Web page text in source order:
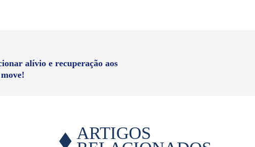
alívio e recuperação aos
ARTIGOS